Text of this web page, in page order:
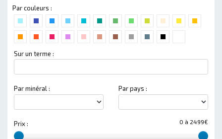
Par couleurs :
Sur un terme :
Par minéral : Par pays :
0 à 2499€
Prix :